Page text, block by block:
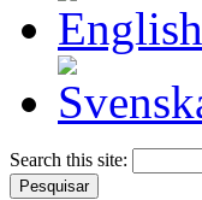
Search this site: